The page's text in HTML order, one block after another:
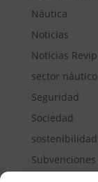
Náutica
Noticias
Noticias Revip
sector náutico
Seguridad
Sociedad
sostenibilidad
Subvenciones